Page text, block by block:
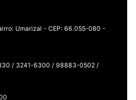
Umarizal - CEP: 66.055-080 -
/ 3241-6300 / 98883-0502 /